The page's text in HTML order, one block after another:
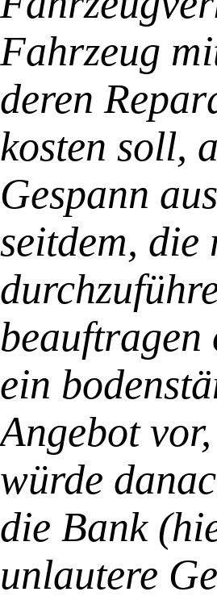
Fahrzeug
deren
kosten soll,
Gespann
seitdem, die
beauftragen
ein
Angebot
würde
die Bank
unlautere